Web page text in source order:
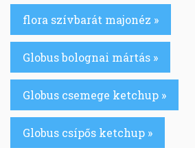
flora szívbarát majonéz »
Globus bolognai mártás »
Globus csemege ketchup »
Globus csípős ketchup »